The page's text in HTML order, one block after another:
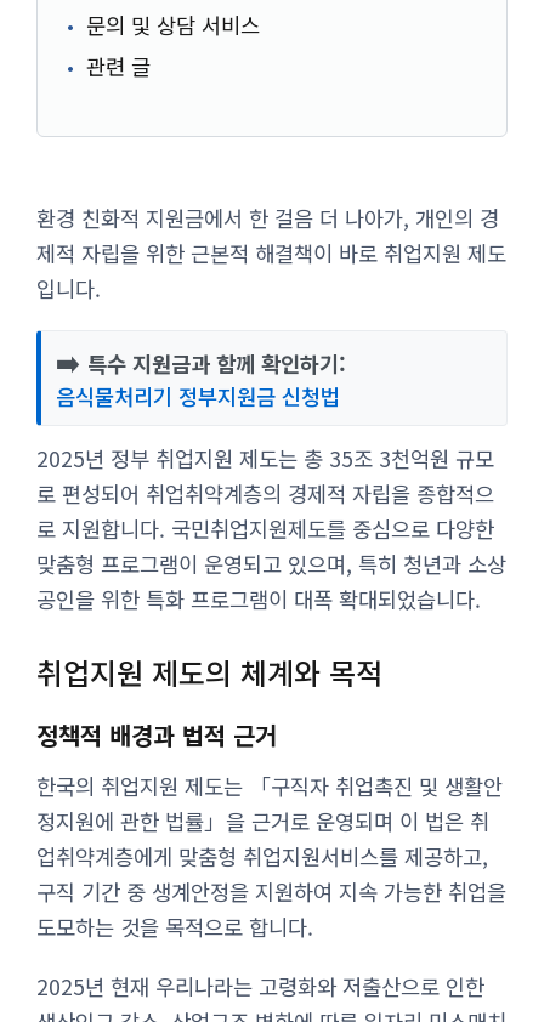
문의 및 상담 서비스
관련 글
환경 친화적 지원금에서 한 걸음 더 나아가, 개인의 경
제적 자립을 위한 근본적 해결책이 바로 취업지원 제도
입니다.
➡️ 특수 지원금과 함께 확인하기:
음식물처리기 정부지원금 신청법
2025년 정부 취업지원 제도는 총 35조 3천억원 규모
로 편성되어 취업취약계층의 경제적 자립을 종합적으
로 지원합니다. 국민취업지원제도를 중심으로 다양한
맞춤형 프로그램이 운영되고 있으며, 특히 청년과 소상
공인을 위한 특화 프로그램이 대폭 확대되었습니다.
취업지원 제도의 체계와 목적
정책적 배경과 법적 근거
한국의 취업지원 제도는 「구직자 취업촉진 및 생활안
정지원에 관한 법률」을 근거로 운영되며 이 법은 취
업취약계층에게 맞춤형 취업지원서비스를 제공하고,
구직 기간 중 생계안정을 지원하여 지속 가능한 취업을
도모하는 것을 목적으로 합니다.
2025년 현재 우리나라는 고령화와 저출산으로 인한